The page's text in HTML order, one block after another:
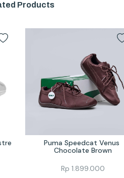
Products
Puma Speedcat Venus
Chocolate Brown
Rp 1.899.000